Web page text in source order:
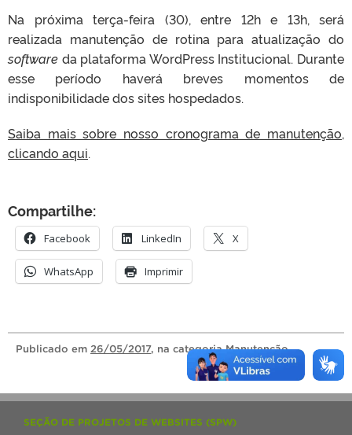
Na próxima terça-feira (30), entre 12h e 13h, será
realizada manutenção de rotina para atualização do
software da plataforma WordPress Institucional. Durante
esse período haverá breves momentos de
indisponibilidade dos sites hospedados.
Saiba mais sobre nosso cronograma de manutenção,
clicando aqui.
Compartilhe:
Facebook LinkedIn X
WhatsApp Imprimir
Publicado em 26/05/2017, na categoriaManutenção.
SEÇÃO DE PROJETOS DE WEBSITES (SPW)